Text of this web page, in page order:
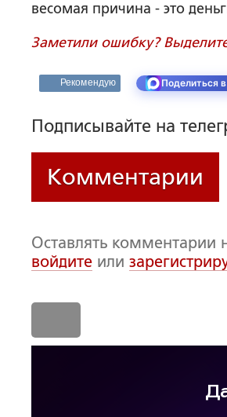
весомая причина - это
Заметили ошибку?
Рекомендую Поделиться
Подписывайте на
Комментарии
Оставлять комментарии
войдите или